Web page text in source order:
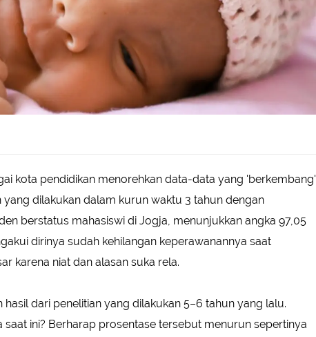
kota pendidikan menorehkan data-data yang 'berkembang'
yang dilakukan dalam kurun waktu 3 tahun dengan
berstatus mahasiswi di Jogja, menunjukkan angka 97,05
dirinya sudah kehilangan keperawanannya saat
karena niat dan alasan suka rela.
hasil dari penelitian yang dilakukan 5–6 tahun yang lalu.
saat ini? Berharap prosentase tersebut menurun sepertinya